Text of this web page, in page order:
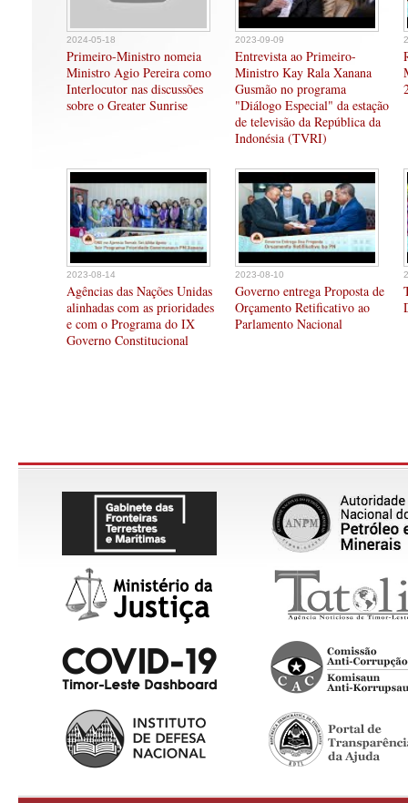
2024-05-18
Primeiro-Ministro nomeia
Ministro Agio Pereira como
Interlocutor nas discussões
sobre o Greater Sunrise
2023-09-09
Entrevista ao Primeiro-
Ministro Kay Rala Xanana
Gusmão no programa
"Diálogo Especial" da estação
de televisão da República da
Indonésia (TVRI)
2023-08-14
Agências das Nações Unidas
alinhadas com as prioridades
e com o Programa do IX
Governo Constitucional
2023-08-10
Governo entrega Proposta de
Orçamento Retificativo ao
Parlamento Nacional